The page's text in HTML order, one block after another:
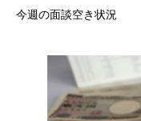
今週の面談空き状況